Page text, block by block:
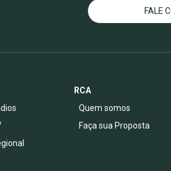
FALE
RCA
Quem somos
Faça sua Proposta